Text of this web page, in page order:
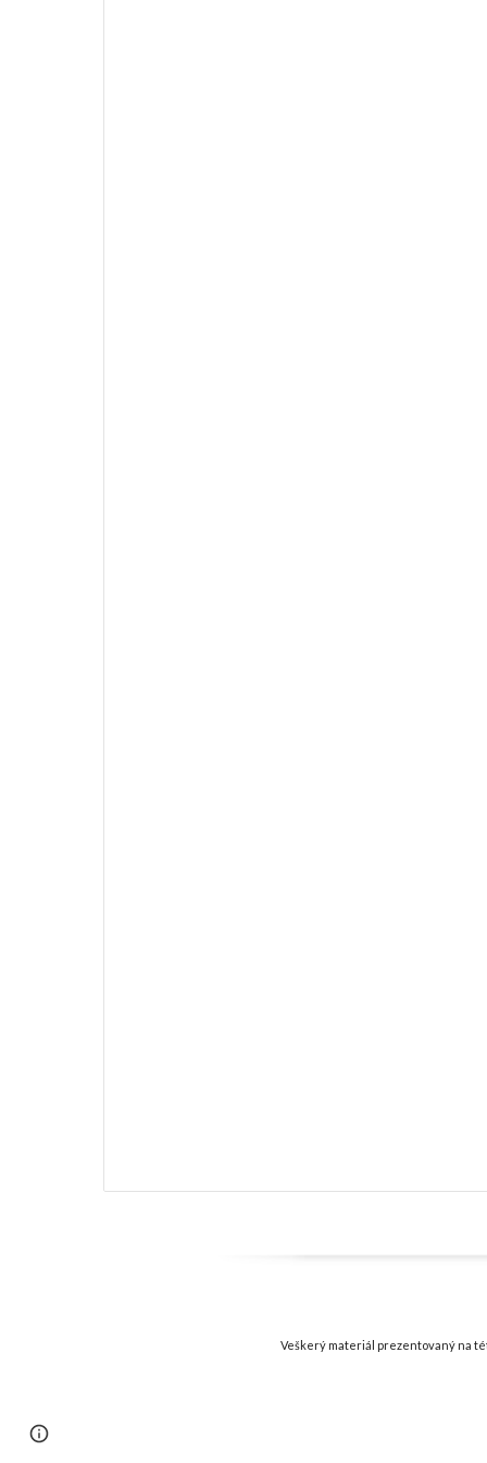
Veškerý materiál prezentovaný na